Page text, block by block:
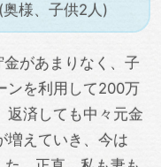
様、子供2人)
があまりなく、子
ンを利用して200万
返済しても中々元金
増えていき、今は